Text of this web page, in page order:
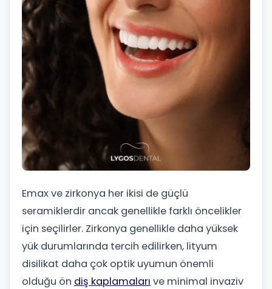
Emax ve zirkonya her ikisi de güçlü
seramiklerdir ancak genellikle farklı öncelikler
için seçilirler. Zirkonya genellikle daha yüksek
yük durumlarında tercih edilirken, lityum
disilikat daha çok optik uyumun önemli
olduğu ön diş kaplamaları ve minimal invaziv